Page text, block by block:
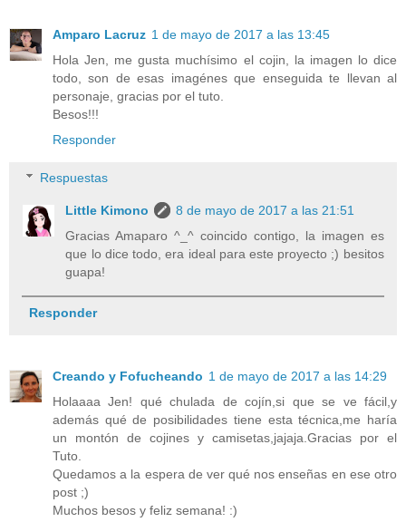
Amparo Lacruz 1 de mayo de 2017 a las 13:45
Hola Jen, me gusta muchísimo el cojin, la imagen lo dice
todo, son de esas imagénes que enseguida te llevan al
personaje, gracias por el tuto.
Besos!!!
Responder
Respuestas
Little Kimono
8 de mayo de 2017 a las 21:51
Gracias Amaparo ^_^ coincido contigo, la imagen es
que lo dice todo, era ideal para este proyecto ;) besitos
guapa!
Responder
Creando y Fofucheando 1 de mayo de 2017 a las 14:29
Holaaaa Jen! qué chulada de cojín,si que se ve fácil,y
además qué de posibilidades tiene esta técnica,me haría
un montón de cojines y camisetas,jajaja.Gracias por el
Tuto.
Quedamos a la espera de ver qué nos enseñas en ese otro
post ;)
Muchos besos y feliz semana! :)